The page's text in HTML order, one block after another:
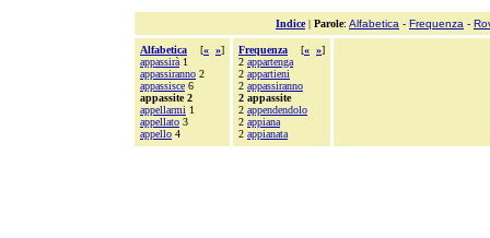
Indice| Parole: Alfabetica - Frequenza -
Alfabetica [« »]
appassirà 1
appassiranno 2
appassisce 6
appassite 2
appellarmi 1
appellato 3
appello 4
Frequenza [« »]
2 appartenga
2 appartieni
2 appassiranno
2 appassite
2 appendendolo
2 appiana
2 appianata